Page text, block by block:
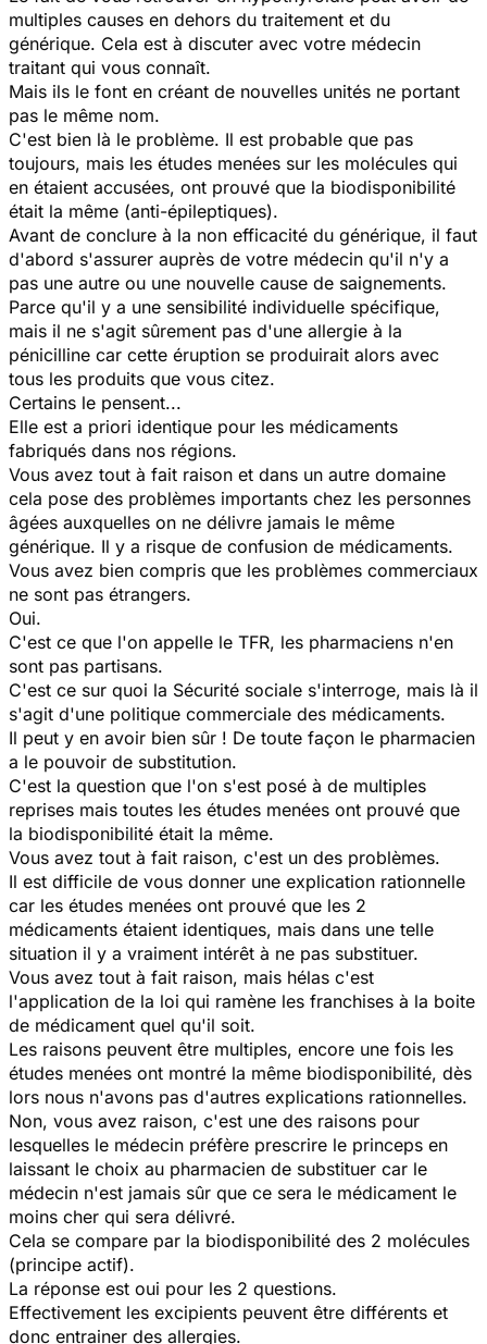
multiples causes en dehors du traitement et du
générique. Cela est à discuter avec votre médecin
traitant qui vous connaît.
Mais ils le font en créant de nouvelles unités ne portant
pas le même nom.
C'est bien là le problème. Il est probable que pas
toujours, mais les études menées sur les molécules qui
en étaient accusées, ont prouvé que la biodisponibilité
était la même (anti-épileptiques).
Avant de conclure à la non efficacité du générique, il faut
d'abord s'assurer auprès de votre médecin qu'il n'y a
pas une autre ou une nouvelle cause de saignements.
Parce qu'il y a une sensibilité individuelle spécifique,
mais il ne s'agit sûrement pas d'une allergie à la
pénicilline car cette éruption se produirait alors avec
tous les produits que vous citez.
Certains le pensent...
Elle est a priori identique pour les médicaments
fabriqués dans nos régions.
Vous avez tout à fait raison et dans un autre domaine
cela pose des problèmes importants chez les personnes
âgées auxquelles on ne délivre jamais le même
générique. Il y a risque de confusion de médicaments.
Vous avez bien compris que les problèmes commerciaux
ne sont pas étrangers.
Oui.
C'est ce que l'on appelle le TFR, les pharmaciens n'en
sont pas partisans.
C'est ce sur quoi la Sécurité sociale s'interroge, mais là il
s'agit d'une politique commerciale des médicaments.
Il peut y en avoir bien sûr ! De toute façon le pharmacien
a le pouvoir de substitution.
C'est la question que l'on s'est posé à de multiples
reprises mais toutes les études menées ont prouvé que
la biodisponibilité était la même.
Vous avez tout à fait raison, c'est un des problèmes.
Il est difficile de vous donner une explication rationnelle
car les études menées ont prouvé que les 2
médicaments étaient identiques, mais dans une telle
situation il y a vraiment intérêt à ne pas substituer.
Vous avez tout à fait raison, mais hélas c'est
l'application de la loi qui ramène les franchises à la boite
de médicament quel qu'il soit.
Les raisons peuvent être multiples, encore une fois les
études menées ont montré la même biodisponibilité, dès
lors nous n'avons pas d'autres explications rationnelles.
Non, vous avez raison, c'est une des raisons pour
lesquelles le médecin préfère prescrire le princeps en
laissant le choix au pharmacien de substituer car le
médecin n'est jamais sûr que ce sera le médicament le
moins cher qui sera délivré.
Cela se compare par la biodisponibilité des 2 molécules
(principe actif).
La réponse est oui pour les 2 questions.
Effectivement les excipients peuvent être différents et
donc entrainer des allergies.